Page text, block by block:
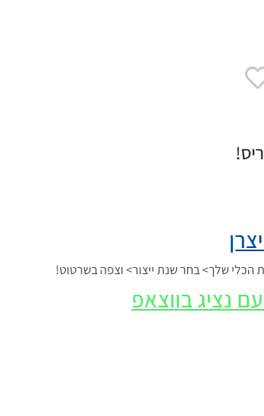
הכלי שלך> בחר שנת ייצור> וצפה בשרטוט!
נציג בווצאפ